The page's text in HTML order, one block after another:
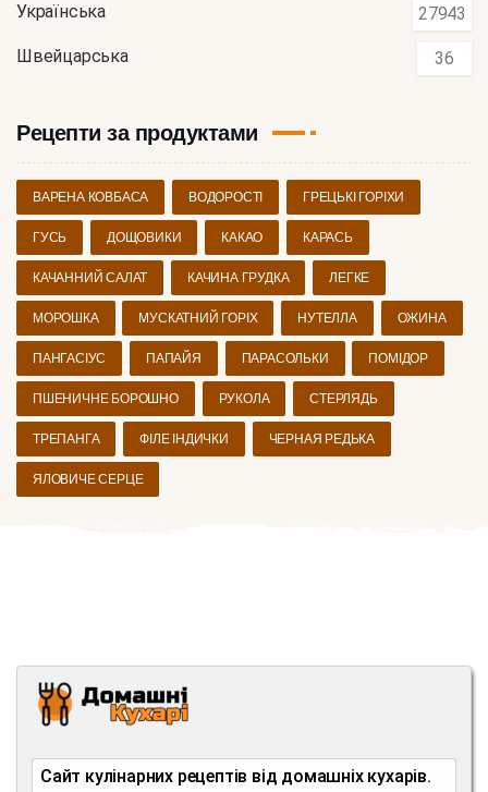
Українська 27943
Швейцарська 36
Рецепти за продуктами
ВАРЕНА КОВБАСА ВОДОРОСТІ ГРЕЦЬКІ ГОРІХИ
ГУСЬ ДОЩОВИКИ КАКАО КАРАСЬ
КАЧАННИЙ САЛАТ КАЧИНА ГРУДКА ЛЕГКЕ
МОРОШКА МУСКАТНИЙ ГОРІХ НУТЕЛЛА ОЖИНА
ПАНГАСІУС ПАПАЙЯ ПАРАСОЛЬКИ ПОМІДОР
ПШЕНИЧНЕ БОРОШНО РУКОЛА СТЕРЛЯДЬ
ТРЕПАНГА ФІЛЕ ІНДИЧКИ ЧЕРНАЯ РЕДЬКА
ЯЛОВИЧЕ СЕРЦЕ
Сайт кулінарних рецептів від домашніх кухарів.